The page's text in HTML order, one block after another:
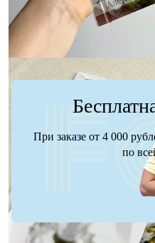
При заказе от 4 000
по